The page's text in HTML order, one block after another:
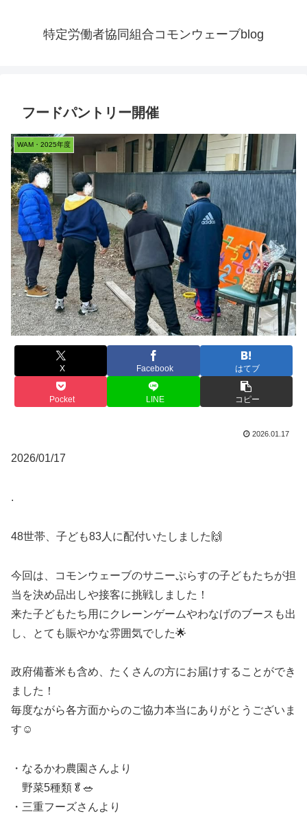
特定労働者協同組合コモンウェーブblog
フードパントリー開催
WAM・2025年度
X Facebook はてブ
Pocket LINE コピー
2026.01.17
2026/01/17
.
48世帯、子ども83人に配付いたしました🙌
今回は、コモンウェーブのサニーぷらすの子どもたちが担
当を決め品出しや接客に挑戦しました！
来た子どもたち用にクレーンゲームやわなげのブースも出
し、とても賑やかな雰囲気でした🌟
政府備蓄米も含め、たくさんの方にお届けすることができ
ました！
毎度ながら各方面からのご協力本当にありがとうございま
す☺️
・なるかわ農園さんより
野菜5種類🥬🥗
・三重フーズさんより